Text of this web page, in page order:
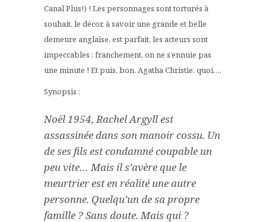
Canal Plus!) ! Les personnages sont torturés à
souhait, le décor, à savoir une grande et belle
demeure anglaise, est parfait, les acteurs sont
impeccables : franchement, on ne s’ennuie pas
une minute ! Et puis, bon, Agatha Christie, quoi….
Synopsis :
Noël 1954, Rachel Argyll est
assassinée dans son manoir cossu. Un
de ses fils est condamné coupable un
peu vite… Mais il s’avère que le
meurtrier est en réalité une autre
personne. Quelqu’un de sa propre
famille ? Sans doute. Mais qui ?